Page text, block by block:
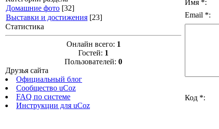
Домашние фото [32]
Выставки и достижения [23]
Статистика
Онлайн всего: 1
Гостей: 1
Пользователей: 0
Друзья сайта
Официальный блог
Сообщество uCoz
FAQ по системе
Инструкции для uCoz
Имя *:
Email *:
Код *: